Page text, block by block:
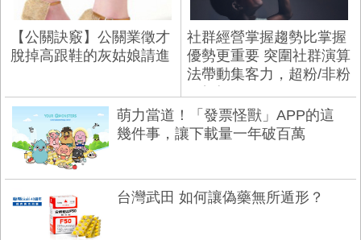
【公關訣竅】公關業徵才
脫掉高跟鞋的灰姑娘請進
社群經營掌握趨勢比掌握
優勢更重要 突圍社群演算
法帶動集客力，超粉/非粉
一把抓！
萌力當道！「發票怪獸」APP的這
幾件事，讓下載量一年破百萬
台灣武田 如何讓偽藥無所遁形？